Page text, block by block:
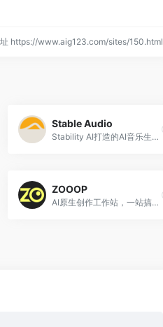
https://www.aig123.com/sites/150.html
Stable Audio
Stability AI打造的AI音乐生成产品，输入文本可以直接生成20多种背景音乐。
ZOOOP
AI原生创作工作站，一站搞定AI图像、AI视频、AI语音！